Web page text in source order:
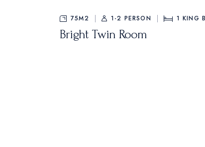
75M2 1-2 PERSON 1 KING
Bright Twin Room